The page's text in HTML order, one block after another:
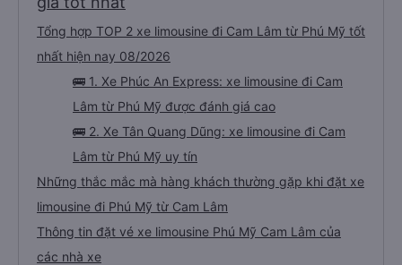
Tổng hợp TOP 2 xe limousine đi Cam Lâm từ Phú Mỹ tốt
nhất hiện nay 08/2026
🚌 1. Xe Phúc An Express: xe limousine đi Cam
Lâm từ Phú Mỹ được đánh giá cao
🚌 2. Xe Tân Quang Dũng: xe limousine đi Cam
Lâm từ Phú Mỹ uy tín
Những thắc mắc mà hàng khách thường gặp khi đặt xe
limousine đi Phú Mỹ từ Cam Lâm
Thông tin đặt vé xe limousine Phú Mỹ Cam Lâm của
các nhà xe